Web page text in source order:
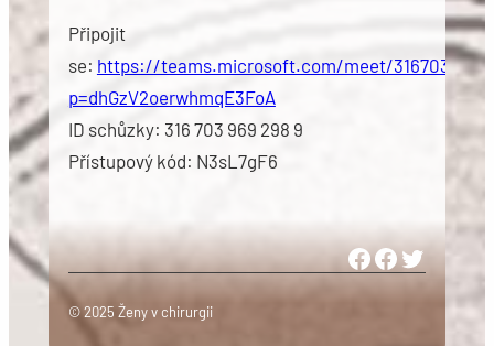
Připojit
se: https://teams.microsoft.com/meet/
p=dhGzV2oerwhmqE3FoA
ID schůzky: 316 703 969 298 9
Přístupový kód: N3sL7gF6
Woman in Medicine Czech Republic
Women in Surgery Europe
Woman in Surgery Czech
© 2025 Ženy v chirurgii